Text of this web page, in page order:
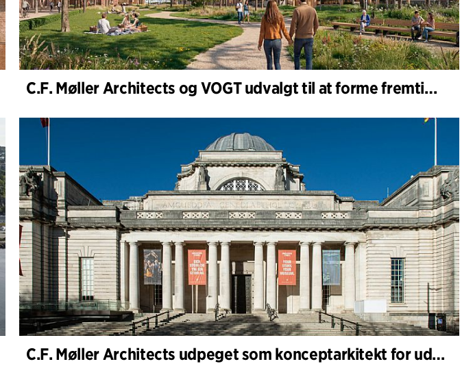
C.F. Møller Architects og VOGT udvalgt til at forme fremtidens Hamburg-Altona
C.F. Møller Architects udpeget som konceptarkitekt for udviklingen af National Museum Cardiff